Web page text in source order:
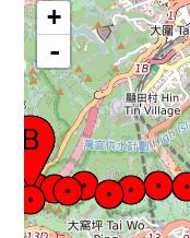
+
-